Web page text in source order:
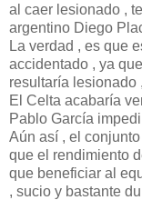
al caer lesionado ,
argentino Diego
La verdad , es que
accidentado , ya
resultaría lesionado
El Celta acabaría
Pablo García
Aún así , el
que el rendimiento
que beneficiar al
, sucio y bastante